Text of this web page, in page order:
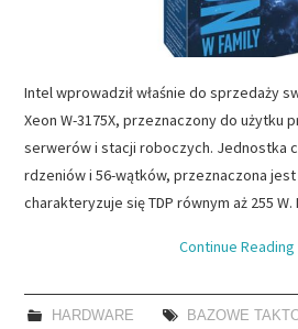
Intel wprowadził właśnie do sprzedaży
Xeon W-3175X, przeznaczony do użytku
serwerów i stacji roboczych. Jednostka
rdzeniów i 56-wątków, przeznaczona
charakteryzuje się TDP równym aż 255
Continue Reading
HARDWARE BAZOWE